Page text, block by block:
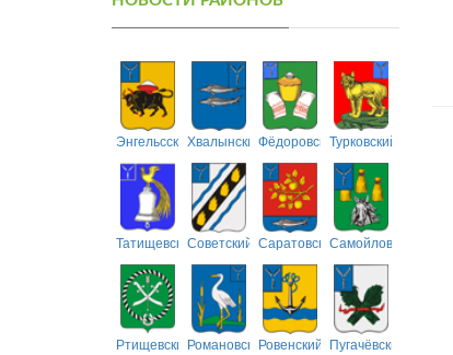
ЭнгельсскийХвалынскийФёдоровскийТурковский
ТатищевскийСоветский СаратовскийСамойловский
РтищевскийРомановскийРовенский Пугачёвский